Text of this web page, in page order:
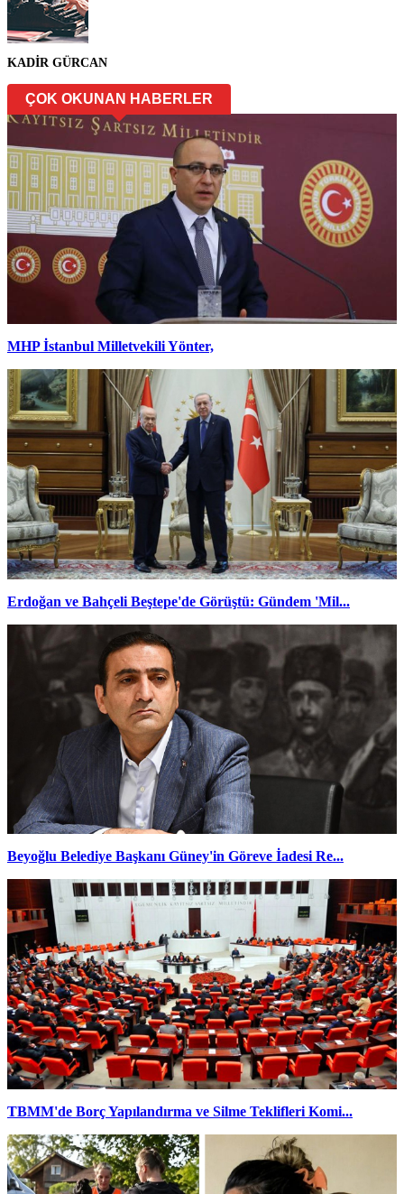
KADİR GÜRCAN
ÇOK OKUNAN HABERLER
MHP İstanbul Milletvekili Yönter,
Erdoğan ve Bahçeli Beştepe'de Görüştü: Gündem 'Mil...
Beyoğlu Belediye Başkanı Güney'in Göreve İadesi Re...
TBMM'de Borç Yapılandırma ve Silme Teklifleri Komi...